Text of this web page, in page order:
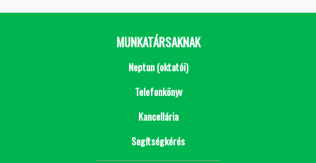
MUNKATÁRSAKNAK
Neptun (oktatói)
Telefonkönyv
Kancellária
Segítségkérés